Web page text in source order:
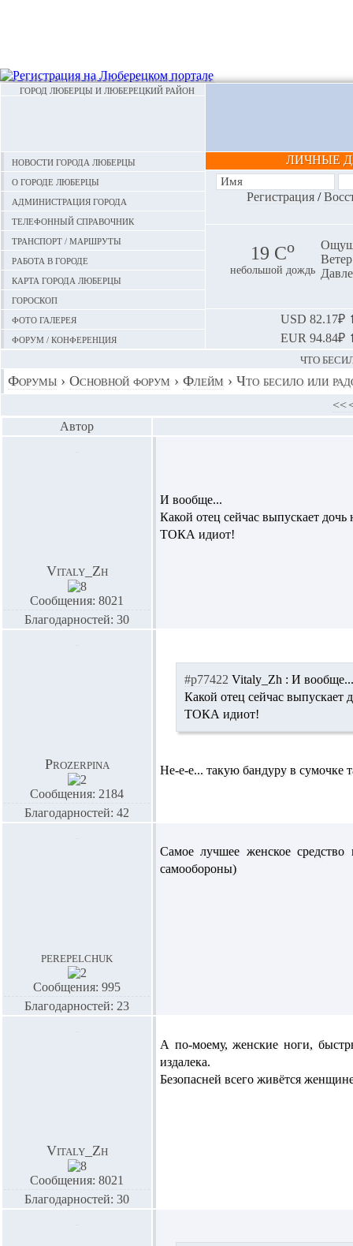
ГОРОД ЛЮБЕРЦЫ И ЛЮБЕРЕЦКИЙ РАЙОН
Новости города Люберцы
О городе Люберцы
Администрация города
Телефонный справочник
Транспорт / маршруты
Работа в городе
Карта города Люберцы
Гороскоп
Фото галерея
Форум / конференция
ЛИЧНЫЕ
Регистрация/
19 Сo
небольшой дождь
USD 82.17₽
EUR 94.84₽
ЧТО
Форумы › Основной форум › Флейм › Что бесило или
<<
Автор
Vitaly_Zh
Сообщения: 8021
Благодарностей: 30
И вообще...
Какой отец сейчас выпускает
ТОКА идиот!
Prozerpina
Сообщения: 2184
Благодарностей: 42
#p77422 Vitaly_Zh : И вообще...
Какой отец сейчас
ТОКА идиот!
Не-е-е... такую бандуру в сумочке
perepelchuk
Сообщения: 995
Благодарностей: 23
Самое лучшее женское
самообороны)
Vitaly_Zh
Сообщения: 8021
Благодарностей: 30
А по-моему, женские ноги,
издалека.
Безопасней всего живётся